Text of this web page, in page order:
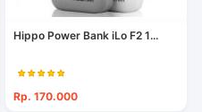
Hippo Power Bank iLo F2 1...
Rp. 170.000